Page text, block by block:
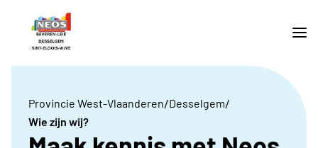
Provincie West-Vlaanderen/Desselgem/
Wie zijn wij?